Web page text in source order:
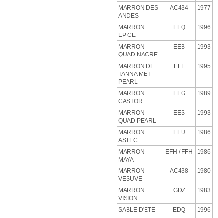
MARRON DES
ANDES
AC434 1977
MARRON
EPICE
EEQ 1996
MARRON
QUAD NACRE
EEB 1993
MARRON DE
TANNA MET
PEARL
EEF 1995
MARRON
CASTOR
EEG 1989
MARRON
QUAD PEARL
EES 1993
MARRON
ASTEC
EEU 1986
MARRON
MAYA
EFH / FFH 1986
MARRON
VESUVE
AC438 1980
MARRON
VISION
GDZ 1983
SABLE D'ETE EDQ 1996